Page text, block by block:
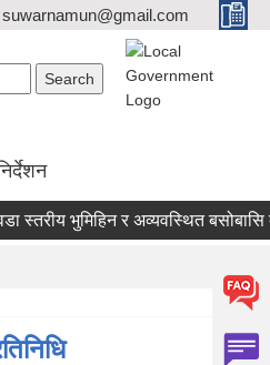
suwarnamun@gmail.com
भुमिहिन र अव्यवस्थित बसोबासि